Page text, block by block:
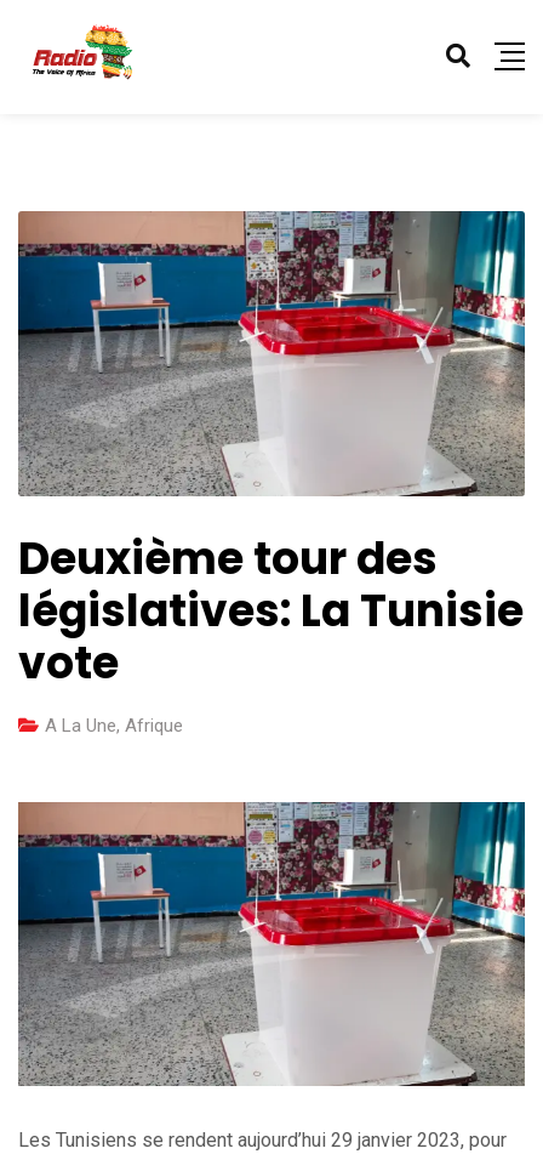
Deuxième tour des
législatives: La Tunisie
vote
A La Une, Afrique
Les Tunisiens se rendent aujourd’hui 29 janvier 2023, pour